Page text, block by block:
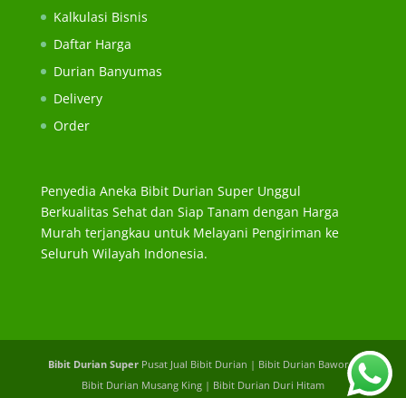
Kalkulasi Bisnis
Daftar Harga
Durian Banyumas
Delivery
Order
Penyedia Aneka Bibit Durian Super Unggul
Berkualitas Sehat dan Siap Tanam dengan Harga
Murah terjangkau untuk Melayani Pengiriman ke
Seluruh Wilayah Indonesia.
Bibit Durian Super Pusat Jual Bibit Durian | Bibit Durian Bawor |
Bibit Durian Musang King | Bibit Durian Duri Hitam